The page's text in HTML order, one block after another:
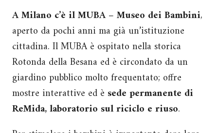
A Milano c’è il MUBA – Museo dei Bambini,
aperto da pochi anni ma già un’istituzione
cittadina. Il MUBA è ospitato nella storica
Rotonda della Besana ed è circondato da un
giardino pubblico molto frequentato; offre
mostre interattive ed è sede permanente di
ReMida, laboratorio sul riciclo e riuso.